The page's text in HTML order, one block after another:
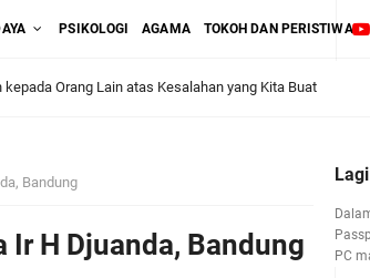
PSIKOLOGI AGAMA TOKOH DAN PERISTIWA
atau Asuransi Jiwa?
Bandung
Ir H Djuanda, Bandung
PC